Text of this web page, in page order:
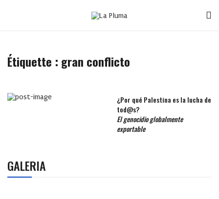
Étiquette : gran conflicto
¿Por qué Palestina es la lucha de
tod@s?
El genocidio globalmente
exportable
GALERIA